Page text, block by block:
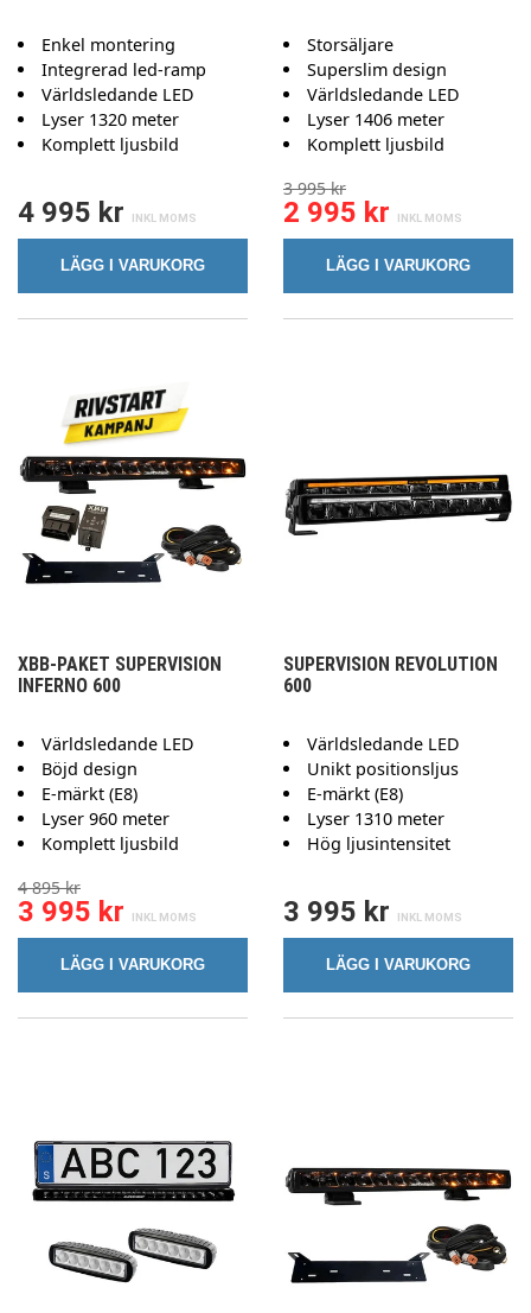
Enkel montering
Integrerad led-ramp
Världsledande LED
Lyser 1320 meter
Komplett ljusbild
4 995 kr
LÄGG I VARUKORG
Storsäljare
Superslim design
Världsledande LED
Lyser 1406 meter
Komplett ljusbild
3 995 kr
2 995 kr
LÄGG I VARUKORG
XBB-PAKET SUPERVISION
INFERNO 600
Världsledande LED
Böjd design
E-märkt (E8)
Lyser 960 meter
Komplett ljusbild
4 895 kr
3 995 kr
LÄGG I VARUKORG
SUPERVISION REVOLUTION
600
Världsledande LED
Unikt positionsljus
E-märkt (E8)
Lyser 1310 meter
Hög ljusintensitet
3 995 kr
LÄGG I VARUKORG